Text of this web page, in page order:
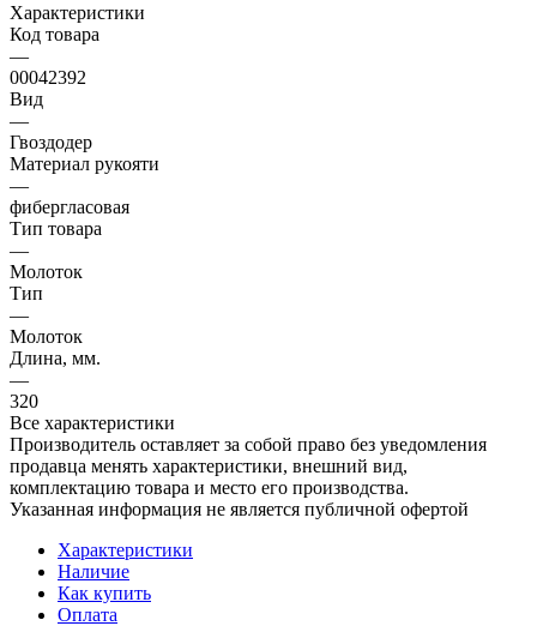
Характеристики
Код товара
—
00042392
Вид
—
Гвоздодер
Материал рукояти
—
фибергласовая
Тип товара
—
Молоток
Тип
—
Молоток
Длина, мм.
—
320
Все характеристики
Производитель оставляет за собой право без уведомления
продавца менять характеристики, внешний вид,
комплектацию товара и место его производства.
Указанная информация не является публичной офертой
Характеристики
Наличие
Как купить
Оплата